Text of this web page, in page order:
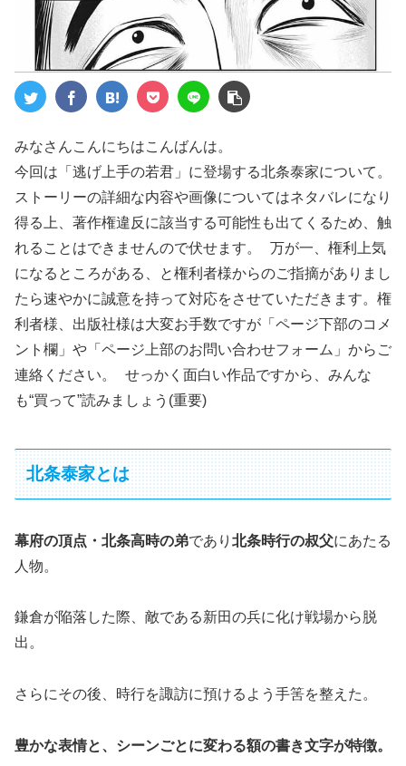
みなさんこんにちはこんばんは。
今回は「逃げ上手の若君」に登場する北条泰家について。
ストーリーの詳細な内容や画像についてはネタバレになり
得る上、著作権違反に該当する可能性も出てくるため、触
れることはできませんので伏せます。 万が一、権利上気
になるところがある、と権利者様からのご指摘がありまし
たら速やかに誠意を持って対応をさせていただきます。権
利者様、出版社様は大変お手数ですが「ページ下部のコメ
ント欄」や「ページ上部のお問い合わせフォーム」からご
連絡ください。 せっかく面白い作品ですから、みんな
も“買って”読みましょう(重要)
北条泰家とは
幕府の頂点・北条高時の弟であり 北条時行の叔父にあたる
人物。
鎌倉が陥落した際、敵である新田の兵に化け戦場から脱
出。
さらにその後、時行を諏訪に預けるよう手筈を整えた。
豊かな表情と、シーンごとに変わる額の書き文字が特徴。